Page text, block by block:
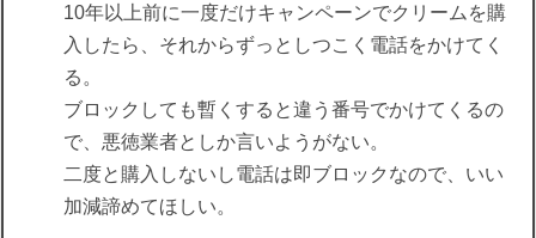
10年以上前に一度だけキャンペーンでクリームを購
入したら、それからずっとしつこく電話をかけてく
る。
ブロックしても暫くすると違う番号でかけてくるの
で、悪徳業者としか言いようがない。
二度と購入しないし電話は即ブロックなので、いい
加減諦めてほしい。